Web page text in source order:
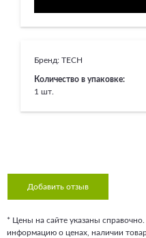
Бренд: TECH
Количество в упаковке:
1 шт.
Добавить отзыв
* Цены на сайте указаны
информацию о ценах, наличии